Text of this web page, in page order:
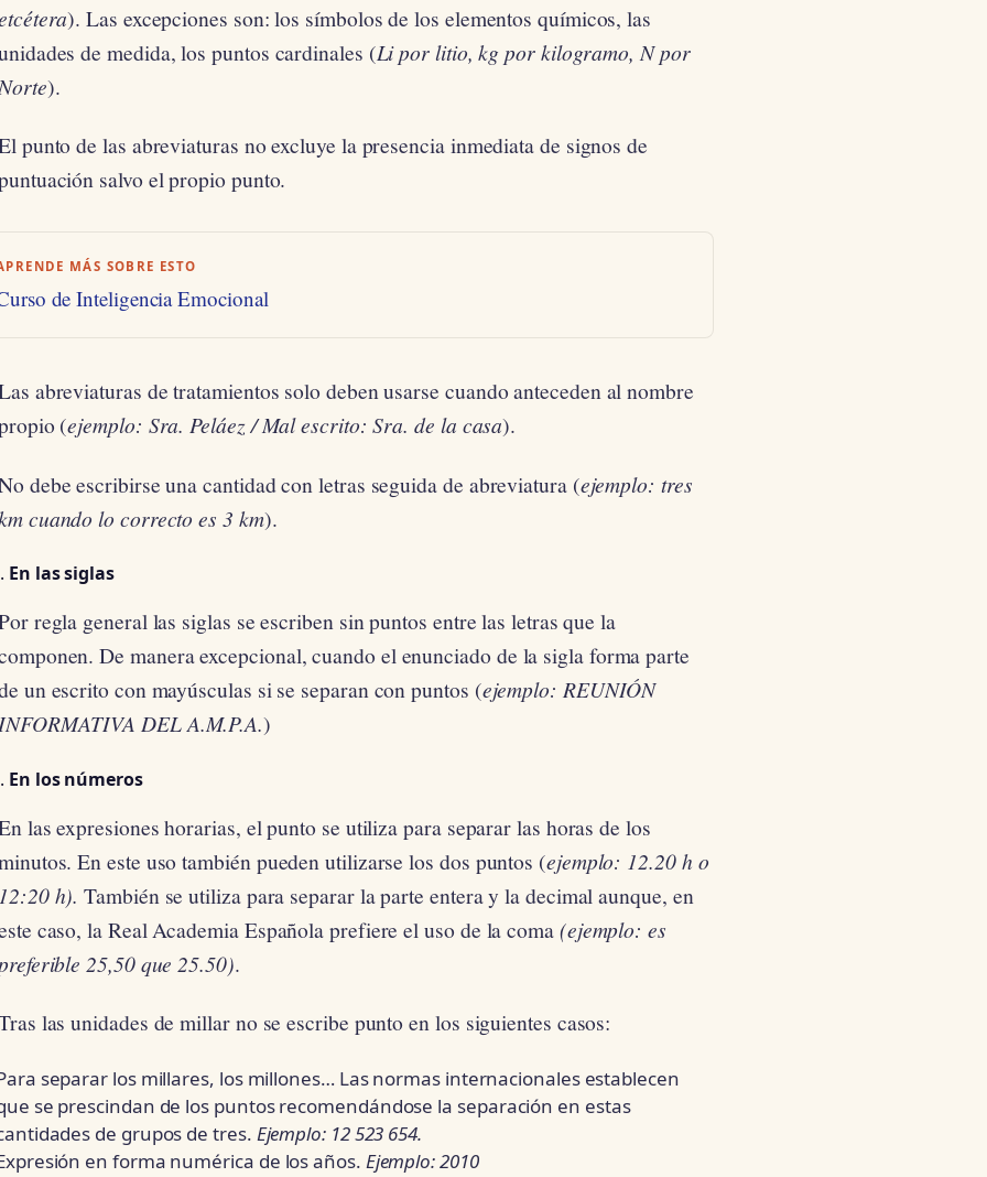
). Las excepciones son: los símbolos de los elementos químicos, las
de medida, los puntos cardinales (Li por litio, kg por kilogramo, N por
).
punto de las abreviaturas no excluye la presencia inmediata de signos de
salvo el propio punto.
MÁS SOBRE ESTO
de Inteligencia Emocional
abreviaturas de tratamientos solo deben usarse cuando anteceden al nombre
(ejemplo: Sra. Peláez / Mal escrito: Sra. de la casa).
debe escribirse una cantidad con letras seguida de abreviatura (ejemplo: tres
cuando lo correcto es 3 km).
En las siglas
regla general las siglas se escriben sin puntos entre las letras que la
De manera excepcional, cuando el enunciado de la sigla forma parte
un escrito con mayúsculas si se separan con puntos (ejemplo: REUNIÓN
DEL A.M.P.A.)
En los números
las expresiones horarias, el punto se utiliza para separar las horas de los
En este uso también pueden utilizarse los dos puntos (ejemplo: 12.20 h o
h).También se utiliza para separar la parte entera y la decimal aunque, en
caso, la Real Academia Española prefiere el uso de la coma(ejemplo: es
25,50 que 25.50).
las unidades de millar no se escribe punto en los siguientes casos:
separar los millares, los millones… Las normas internacionales establecen
se prescindan de los puntos recomendándose la separación en estas
de grupos de tres. Ejemplo: 12 523 654.
en forma numérica de los años. Ejemplo: 2010